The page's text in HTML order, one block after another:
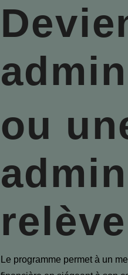
ou
Le programme permet à un